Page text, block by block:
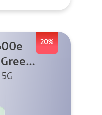
20%
Green